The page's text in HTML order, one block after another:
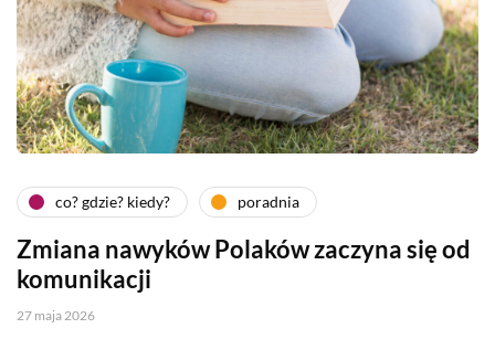
co? gdzie? kiedy? poradnia
Zmiana nawyków Polaków zaczyna się od
komunikacji
27 maja 2026